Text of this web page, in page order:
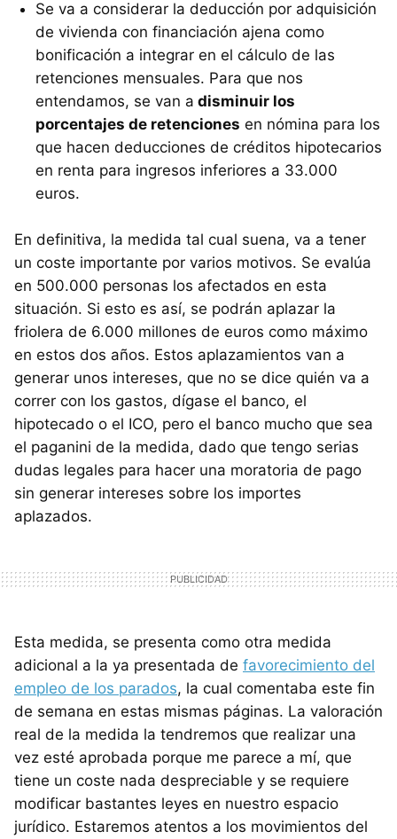
Se va a considerar la deducción por adquisición
de vivienda con financiación ajena como
bonificación a integrar en el cálculo de las
retenciones mensuales. Para que nos
entendamos, se van a disminuir los
porcentajes de retenciones en nómina para los
que hacen deducciones de créditos hipotecarios
en renta para ingresos inferiores a 33.000
euros.
En definitiva, la medida tal cual suena, va a tener
un coste importante por varios motivos. Se evalúa
en 500.000 personas los afectados en esta
situación. Si esto es así, se podrán aplazar la
friolera de 6.000 millones de euros como máximo
en estos dos años. Estos aplazamientos van a
generar unos intereses, que no se dice quién va a
correr con los gastos, dígase el banco, el
hipotecado o el ICO, pero el banco mucho que sea
el paganini de la medida, dado que tengo serias
dudas legales para hacer una moratoria de pago
sin generar intereses sobre los importes
aplazados.
Esta medida, se presenta como otra medida
adicional a la ya presentada de favorecimiento del
empleo de los parados, la cual comentaba este fin
de semana en estas mismas páginas. La valoración
real de la medida la tendremos que realizar una
vez esté aprobada porque me parece a mí, que
tiene un coste nada despreciable y se requiere
modificar bastantes leyes en nuestro espacio
jurídico. Estaremos atentos a los movimientos del